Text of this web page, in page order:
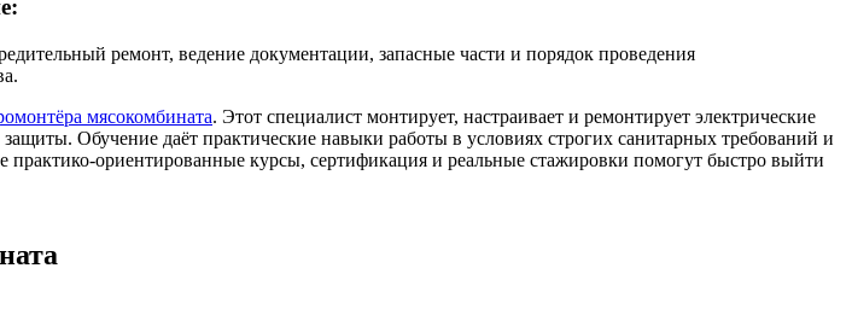
ремонт, ведение документации, запасные части и порядок проведения
мясокомбината. Этот специалист монтирует, настраивает и ремонтирует электрические
Обучение даёт практические навыки работы в условиях строгих санитарных требований и
практико-ориентированные курсы, сертификация и реальные стажировки помогут быстро выйти